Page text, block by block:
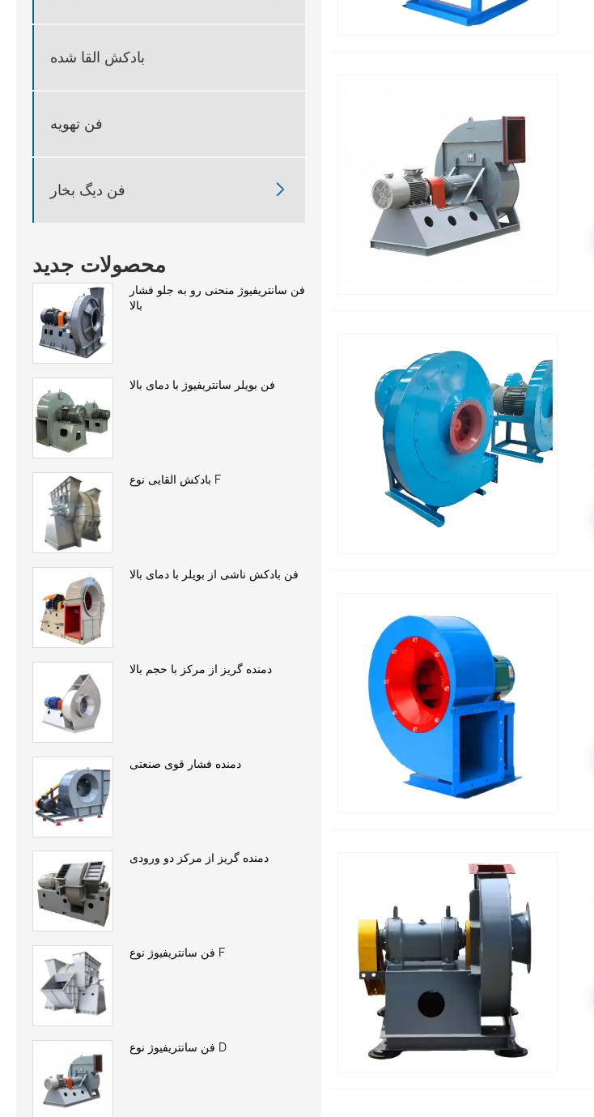
بادکش القا شده
فن تهویه
فن دیگ بخار 
محصولات جدید
فن سانتریفیوژ منحنی رو به جلو فشار
بالا
فن بویلر سانتریفیوژ با دمای بالا
بادکش القایی نوع F
فن بادکش ناشی از بویلر با دمای بالا
دمنده گریز از مرکز با حجم بالا
دمنده فشار قوی صنعتی
دمنده گریز از مرکز دو ورودی
فن سانتریفیوژ نوع F
فن سانتریفیوژ نوع D